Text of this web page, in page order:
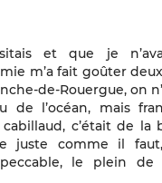
et que je
m’a fait goûter
de-Rouergue, on
de l’océan, mais
c’était de la
juste comme il
le plein